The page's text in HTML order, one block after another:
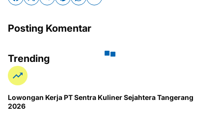
Posting Komentar
Trending
Lowongan Kerja PT Sentra Kuliner Sejahtera Tangerang
2026